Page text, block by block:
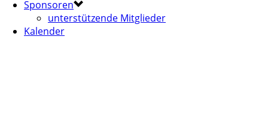
Sponsoren
unterstützende Mitglieder
Kalender